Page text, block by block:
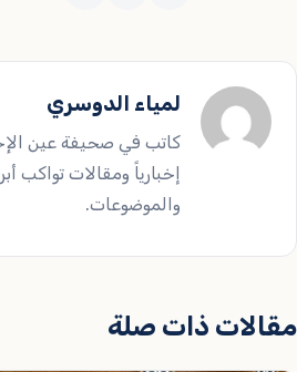
لمياء الدوسري
كاتب في صحيفة عين
إخبارياً ومقالات تواكب
والموضوعات.
مقالات ذات صلة